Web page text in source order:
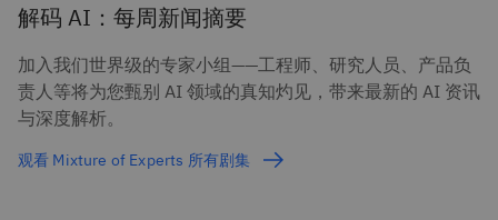
解码 AI：每周新闻摘要
加入我们世界级的专家小组——工程师、研究人员、产品负
责人等将为您甄别 AI 领域的真知灼见，带来最新的 AI 资讯
与深度解析。
观看 Mixture of Experts 所有剧集